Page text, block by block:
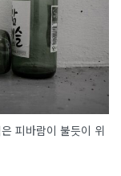
피바람이 불듯이 위